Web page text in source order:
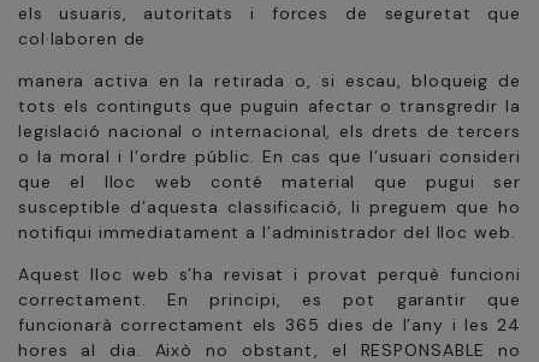
els usuaris, autoritats i forces de seguretat que
col·laboren de
manera activa en la retirada o, si escau, bloqueig de
tots els continguts que puguin afectar o transgredir la
legislació nacional o internacional, els drets de tercers
o la moral i l’ordre públic. En cas que l’usuari consideri
que el lloc web conté material que pugui ser
susceptible d’aquesta classificació, li preguem que ho
notifiqui immediatament a l’administrador del lloc web.
Aquest lloc web s’ha revisat i provat perquè funcioni
correctament. En principi, es pot garantir que
funcionarà correctament els 365 dies de l’any i les 24
hores al dia. Això no obstant, el RESPONSABLE no